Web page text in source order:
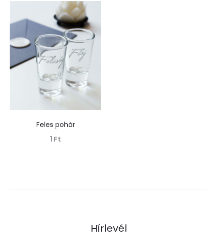
Feles pohár
1 Ft
Hírlevél